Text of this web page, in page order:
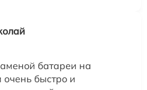
батареи на
очень быстро и